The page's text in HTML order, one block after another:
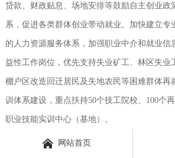
贷款、财政贴息、场地安排等鼓励自主创业政
系，促进各类群体创业带动就业。加快建立专
的人力资源服务体系，加强职业中介和就业信
益性工作岗位，优先支持失业矿工、林区失业
棚户区改造回迁居民及失地农民等困难群体再
训体系建设，重点扶持50个技工院校、100个
职业技能实训中心（基地）。
（二）加快棚户区改造。
 网站首页